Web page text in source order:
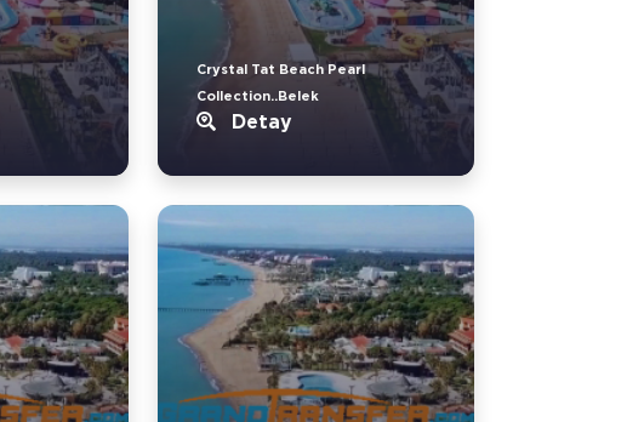
Crystal Tat Beach Pearl
Collection..Belek
Detay